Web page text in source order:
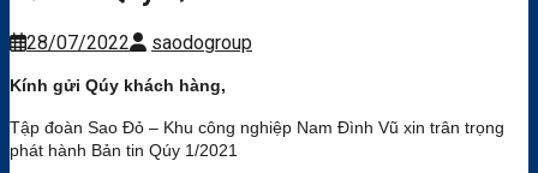
28/07/2022 saodogroup
Kính gửi Qúy khách hàng,
Tập đoàn Sao Đỏ – Khu công nghiệp Nam Đình Vũ xin trân trọng
phát hành Bản tin Qúy 1/2021